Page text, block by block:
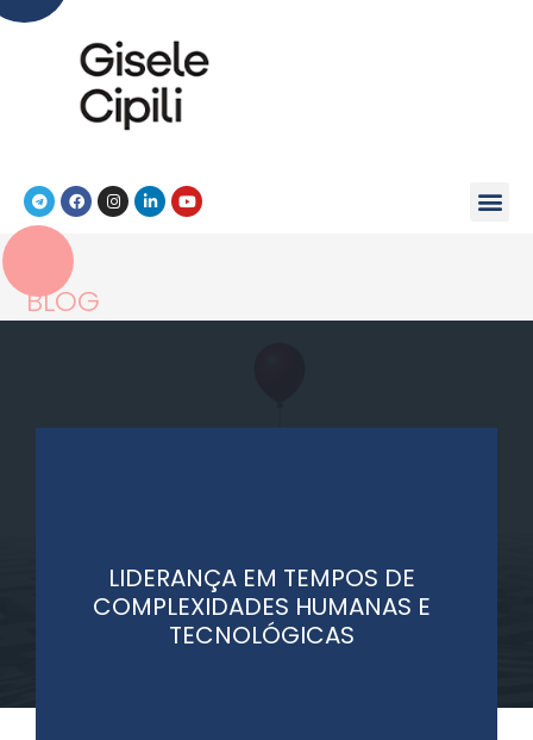
BLOG
LIDERANÇA EM TEMPOS DE
COMPLEXIDADES HUMANAS E
TECNOLÓGICAS